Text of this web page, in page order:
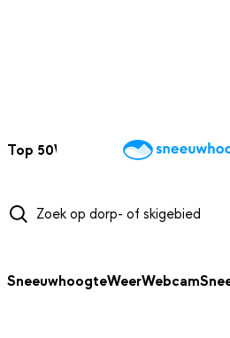
Top 50Webcams
SneeuwhoogteWeerWebcam